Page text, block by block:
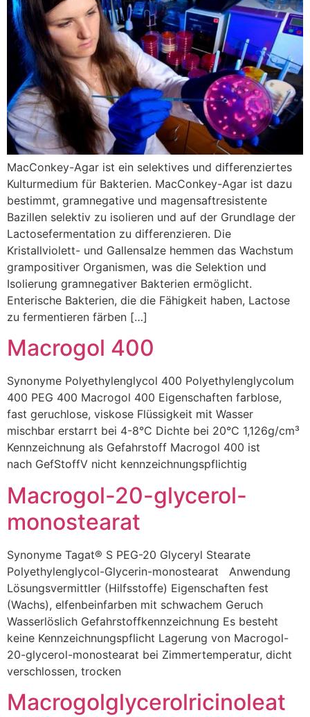
MacConkey-Agar ist ein selektives und differenziertes
Kulturmedium für Bakterien. MacConkey-Agar ist dazu
bestimmt, gramnegative und magensaftresistente
Bazillen selektiv zu isolieren und auf der Grundlage der
Lactosefermentation zu differenzieren. Die
Kristallviolett- und Gallensalze hemmen das Wachstum
grampositiver Organismen, was die Selektion und
Isolierung gramnegativer Bakterien ermöglicht.
Enterische Bakterien, die die Fähigkeit haben, Lactose
zu fermentieren färben […]
Macrogol 400
Synonyme Polyethylenglycol 400 Polyethylenglycolum
400 PEG 400 Macrogol 400 Eigenschaften farblose,
fast geruchlose, viskose Flüssigkeit mit Wasser
mischbar erstarrt bei 4-8°C Dichte bei 20°C 1,126g/cm³
Kennzeichnung als Gefahrstoff Macrogol 400 ist
nach GefStoffV nicht kennzeichnungspflichtig
Macrogol-20-glycerol-
monostearat
Synonyme Tagat® S PEG-20 Glyceryl Stearate
Polyethylenglycol-Glycerin-monostearat Anwendung
Lösungsvermittler (Hilfsstoffe) Eigenschaften fest
(Wachs), elfenbeinfarben mit schwachem Geruch
Wasserlöslich Gefahrstoffkennzeichnung Es besteht
keine Kennzeichnungspflicht Lagerung von Macrogol-
20-glycerol-monostearat bei Zimmertemperatur, dicht
verschlossen, trocken
Macrogolglycerolricinoleat